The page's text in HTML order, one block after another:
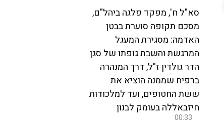
סא"ל ח', מפקד פלגה ביהל"ם,
מסכם תקופה סוערת בבטן
האדמה: מסגירת המעגל
המרגשת והשבת גופתו של סגן
הדר גולדין ז"ל, דרך המנהרה
ברפיח שממנה הוציא את
ששת החטופים, ועד למלכודות
חיזבאללה בעומק לבנון
00:33